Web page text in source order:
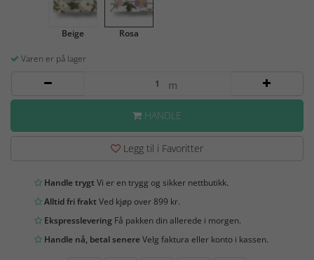
Beige Rosa
Varen er på lager
m
HANDLE
Legg til i Favoritter
Handle trygtVi er en trygg og sikker nettbutikk.
Alltid fri fraktVed kjøp over 899 kr.
Ekspresslevering Få pakken din allerede i morgen.
Handle nå, betal senereVelg faktura eller konto i kassen.